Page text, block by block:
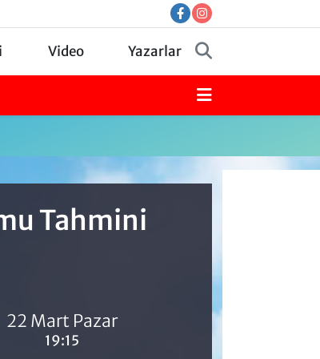
Video Yazarlar
Tahmini
22 Mart Pazar
19:15